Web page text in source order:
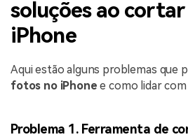
soluções ao
iPhone
Aqui estão alguns problemas que
fotos no iPhone e como lidar com
Problema 1. Ferramenta de